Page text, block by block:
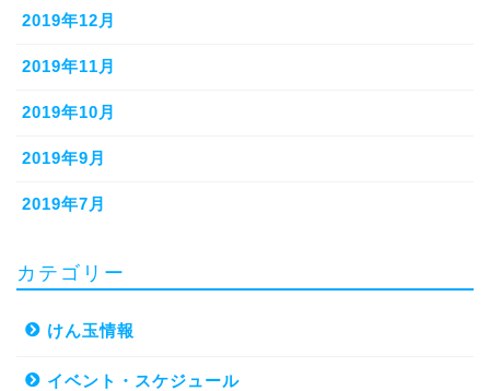
2019年12月
2019年11月
2019年10月
2019年9月
2019年7月
カテゴリー
けん玉情報
イベント・スケジュール